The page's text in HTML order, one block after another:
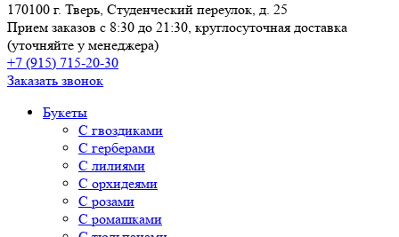
170100 г. Тверь, Студенческий переулок, д. 25
Прием заказов с 8:30 до 21:30, круглосуточная доставка
(уточняйте у менеджера)
+7 (915) 715-20-30
Заказать звонок
Букеты
С гвоздиками
С герберами
С лилиями
С орхидеями
С розами
С ромашками